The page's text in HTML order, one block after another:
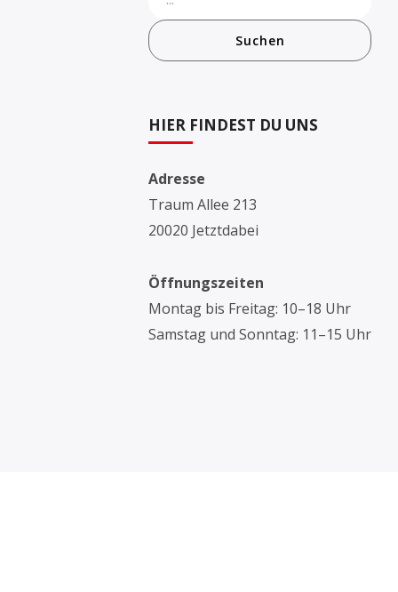
Suchen
HIER FINDEST DU UNS
Adresse
Traum Allee 213
20020 Jetztdabei
Öffnungszeiten
Montag bis Freitag: 10–18 Uhr
Samstag und Sonntag: 11–15 Uhr